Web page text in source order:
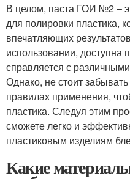
В целом, паста ГОИ №2 –
для полировки пластика,
впечатляющих
использовании, доступна
справляется с
Однако, не стоит
правилах применения,
пластика. Следуя этим
сможете легко и
пластиковым изделиям
Какие